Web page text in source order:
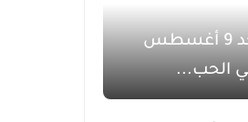
أبراج اليوم الأحد 9 أغسطس